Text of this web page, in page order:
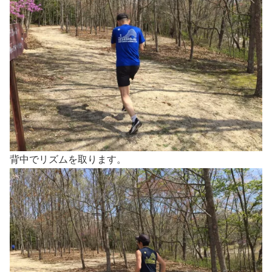
背中でリズムを取ります。